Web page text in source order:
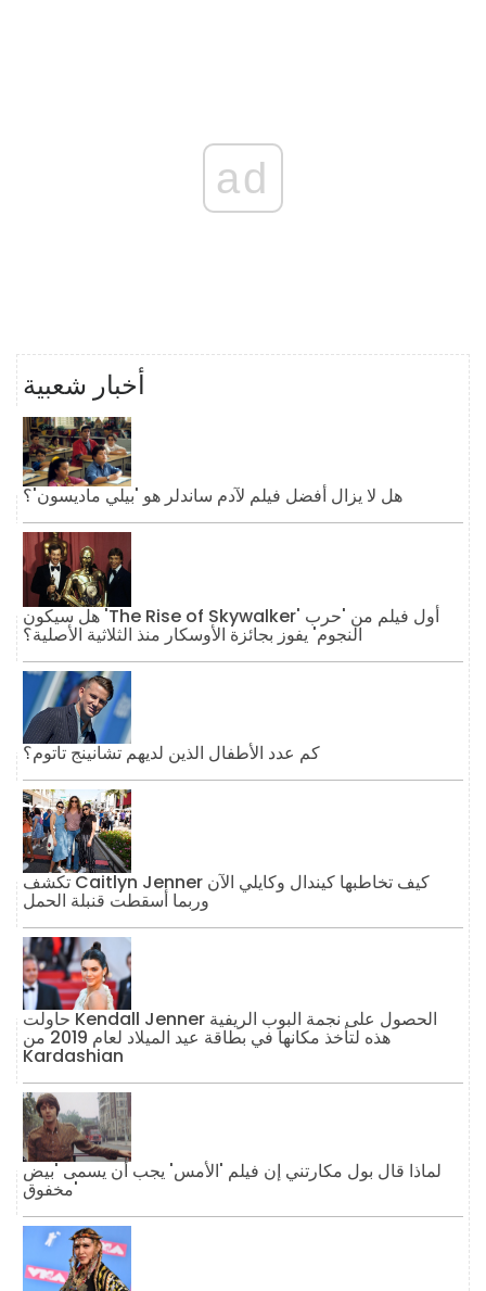
ad
أخبار شعبية
هل لا يزال أفضل فيلم لآدم ساندلر هو 'بيلي ماديسون'؟
هل سيكون 'The Rise of Skywalker' أول فيلم من 'حرب
النجوم' يفوز بجائزة الأوسكار منذ الثلاثية الأصلية؟
كم عدد الأطفال الذين لديهم تشانينج تاتوم؟
تكشف Caitlyn Jenner كيف تخاطبها كيندال وكايلي الآن
وربما أسقطت قنبلة الحمل
حاولت Kendall Jenner الحصول على نجمة البوب ​​الريفية
هذه لتأخذ مكانها في بطاقة عيد الميلاد لعام 2019 من
Kardashian
لماذا قال بول مكارتني إن فيلم 'الأمس' يجب أن يسمى 'بيض
مخفوق'